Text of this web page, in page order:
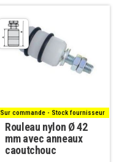
Sur commande - Stock fournisseur
Rouleau nylon Ø 42
mm avec anneaux
caoutchouc